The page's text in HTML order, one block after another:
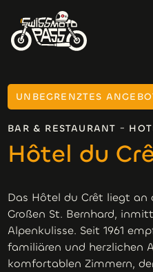
UNBEGRENZTES
BAR & RESTAURANT -
Hôtel du
Das Hôtel du Crêt liegt an
Großen St. Bernhard,
Alpenkulisse. Seit 1961
familiären und herzlichen
komfortablen Zimmern,